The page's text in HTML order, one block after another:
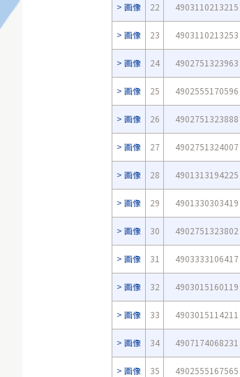
画像 22 4903110213215
画像 23 4903110213253
画像 24 4902751323963
画像 25 4902555170596
画像 26 4902751323888
画像 27 4902751324007
画像 28 4901313194225
画像 29 4901330303419
画像 30 4902751323802
画像 31 4903333106417
画像 32 4903015160119
画像 33 4903015114211
画像 34 4907174068231
画像 35 4902555167565